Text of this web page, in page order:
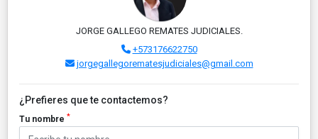
JORGE GALLEGO REMATES JUDICIALES.
+573176622750
jorgegallegorematesjudiciales@gmail.com
¿Prefieres que te contactemos?
Tu nombre *